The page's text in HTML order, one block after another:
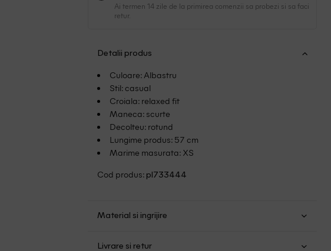
Ai termen 14 zile de la primirea comenzii sa probezi si sa faci
retur.
Detalii produs
Culoare: Albastru
Stil: casual
Croiala: relaxed fit
Maneca: scurte
Decolteu: rotund
Lungime produs: 57 cm
Marime masurata: XS
Cod produs: pl733444
Material si ingrijire
Livrare si retur